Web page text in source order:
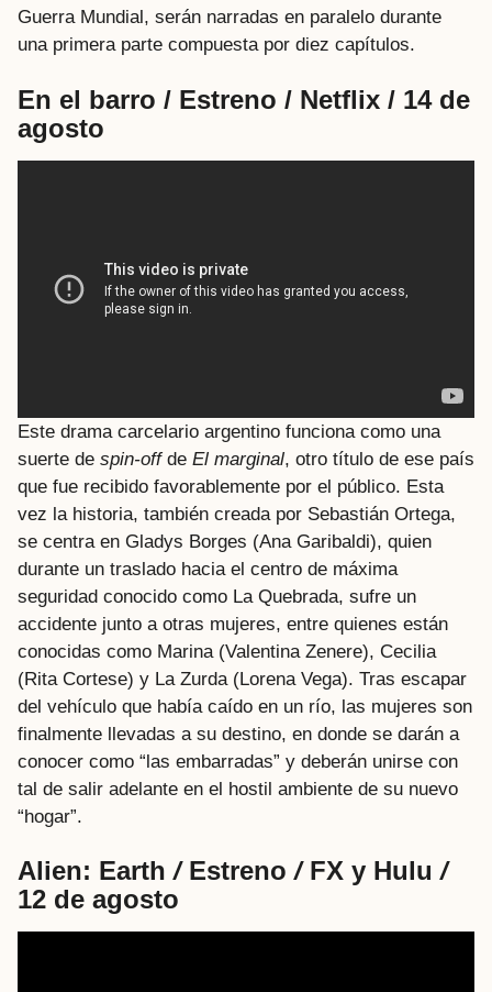
Guerra Mundial, serán narradas en paralelo durante
una primera parte compuesta por diez capítulos.
En el barro / Estreno / Netflix / 14 de
agosto
Este drama carcelario argentino funciona como una
suerte de spin-offde El marginal, otro título de ese país
que fue recibido favorablemente por el público. Esta
vez la historia, también creada por Sebastián Ortega,
se centra en Gladys Borges (Ana Garibaldi), quien
durante un traslado hacia el centro de máxima
seguridad conocido como La Quebrada, sufre un
accidente junto a otras mujeres, entre quienes están
conocidas como Marina (Valentina Zenere), Cecilia
(Rita Cortese) y La Zurda (Lorena Vega). Tras escapar
del vehículo que había caído en un río, las mujeres son
finalmente llevadas a su destino, en donde se darán a
conocer como “las embarradas” y deberán unirse con
tal de salir adelante en el hostil ambiente de su nuevo
“hogar”.
Alien: Earth/ Estreno/ FX y Hulu/
12 de agosto